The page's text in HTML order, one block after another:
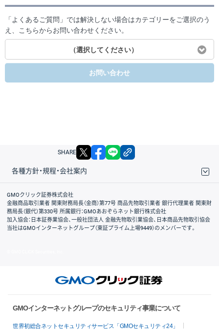
「よくあるご質問」では解決しない場合はカテゴリーをご選択のう
え、こちらからお問い合わせください。
（選択してください）
お問い合わせ
SHARE X facebook
各種方針・規程・会社案内
取引規程・約款
サイトマップ
その他のご案内
個人情報保護方針
最良執行方針
サイトのご利用について
ディスクレイマー
信託保全
リスク説明
会社案内
GMOクリック証券株式会社
金融商品取引業者 関東財務局長（金商）第77号 商品先物取引業者 銀行代理業者 関東財
務局長（銀代）第330号 所属銀行：GMOあおぞらネット銀行株式会社
加入協会：日本証券業協会、一般社団法人 金融先物取引業協会、日本商品先物取引協会
当社はGMOインターネットグループ（東証プライム上場9449）のメンバーです。
GMOインターネットグループのセキュリティ事業について
世界初総合ネットセキュリティサービス「GMOセキュリティ24」